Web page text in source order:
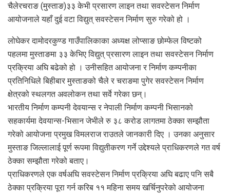
चैलेरचराङ (मुस्ताङ)३३ केभी प्रसारण लाइन तथा सवस्टेसन निर्माण
आयोजनाले यहाँ दुई वटा विद्युत् सवस्टेसन निर्माण सुरु गरेको हो ।
लोघेकर दामोदरकुण्ड गाउँपालिकाका अध्यक्ष लोप्साङ छोम्फेल विष्टको
पहलमा मुस्ताङमा ३३ केभिए विद्युत् प्रसारण लाइन तथा सवस्टेसन निर्माण
प्रक्रिया अघि बढेको हो । उनीसहित आयोजना र निर्माण कम्पनीका
प्रतिनिधिले बिहीबार मुस्ताङको चैले र चराङमा पुगेर सवस्टेसन निर्माण
क्षेत्रको स्थलगत अवलोकन तथा सर्वे गरेका छन्।
भारतीय निर्माण कम्पनी देवयान्स र नेपाली निर्माण कम्पनी भिसानको
सहकार्यमा देवयान्स-भिसान जेभीले रु ३८ करोड लागतमा ठेक्का सम्झौता
गरेको आयोजना प्रमुख विमलराज राउतले जानकारी दिए । उनका अनुसार
मुस्ताङ जिल्लालाई पूर्ण रूपमा विद्युतीकरण गर्ने उद्देश्यले प्राधिकरणले गत वर्ष
ठेक्का सम्झौता गरेको बताए।
प्राधिकरणले एक वर्षअघि सवस्टेसन निर्माण प्रक्रिया अघि बढाए पनि सबै
ठेक्का प्रक्रिया पूरा गर्न करिब ११ महिना समय खर्चिनुपरेको आयोजना